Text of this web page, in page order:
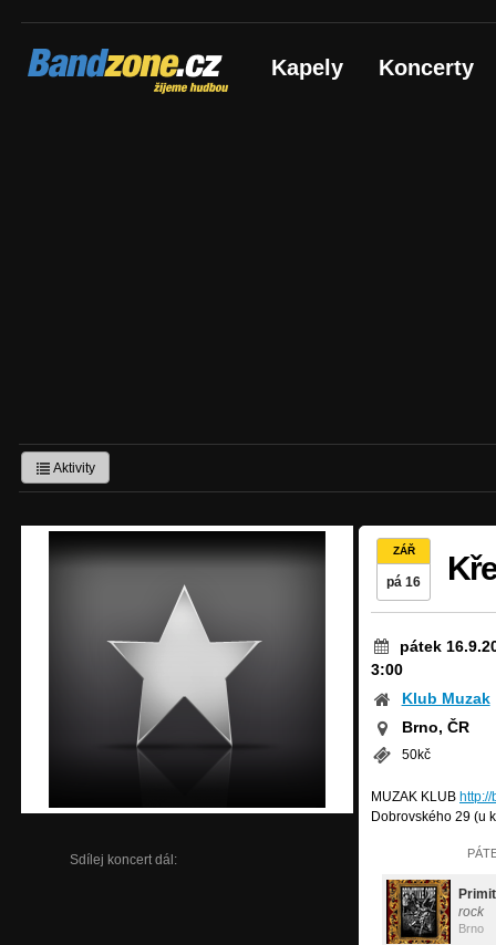
Bandzone.cz
žijeme hudbou Kapely Koncerty
Aktivity
Sdílej koncert dál:
ZÁŘ
pá 16
pátek
3:00
Klub Muzak
Brno, ČR
50kč
MUZAK KLUB
Dobrovského 29 (u
rock
Brno